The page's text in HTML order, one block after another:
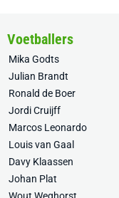
Voetballers
Mika Godts
Julian Brandt
Ronald de Boer
Jordi Cruijff
Marcos Leonardo
Louis van Gaal
Davy Klaassen
Johan Plat